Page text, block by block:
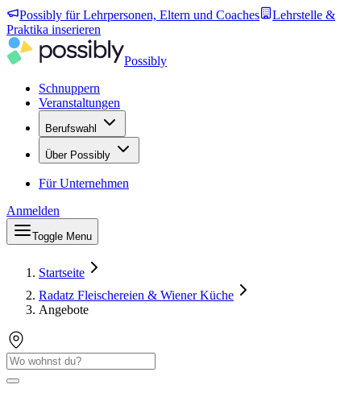
Possibly für Lehrpersonen, Eltern und Coaches
Lehrstelle &
Praktika inserieren
Possibly
Schnuppern
Veranstaltungen
Berufswahl
Über Possibly
Für Unternehmen
Anmelden
Toggle Menu
Startseite
Radatz Fleischereien & Wiener Küche
Angebote